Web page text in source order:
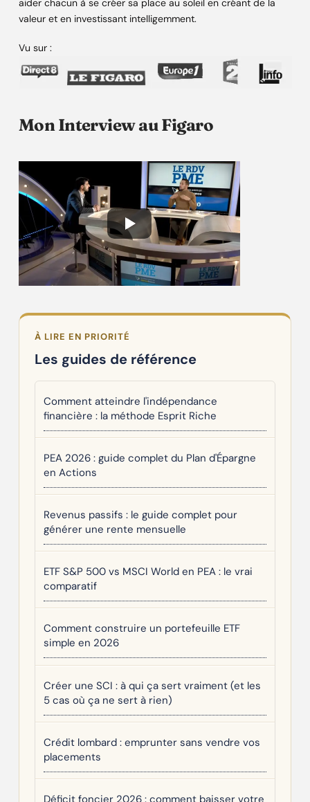
aider chacun à se créer sa place au soleil en créant de la
valeur et en investissant intelligemment.
Vu sur :
Mon Interview au Figaro
À LIRE EN PRIORITÉ
Les guides de référence
Comment atteindre l'indépendance
financière : la méthode Esprit Riche
PEA 2026 : guide complet du Plan d'Épargne
en Actions
Revenus passifs : le guide complet pour
générer une rente mensuelle
ETF S&P 500 vs MSCI World en PEA : le vrai
comparatif
Comment construire un portefeuille ETF
simple en 2026
Créer une SCI : à qui ça sert vraiment (et les
5 cas où ça ne sert à rien)
Crédit lombard : emprunter sans vendre vos
placements